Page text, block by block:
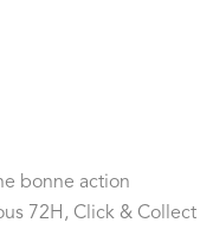
bonne action
72H, Click & Collect